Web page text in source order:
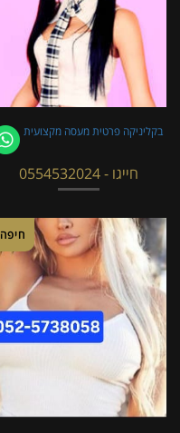
בקליניקה פרטית מעסה מקצועית
חייגו - 0554532024
חיפה